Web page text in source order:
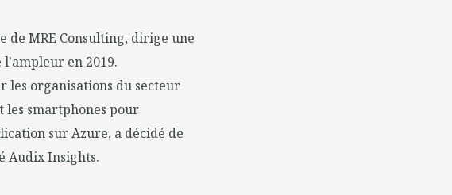
de MRE Consulting, dirige une
en 2019.
les organisations du secteur
les smartphones pour
sur Azure, a décidé de
Audix Insights.